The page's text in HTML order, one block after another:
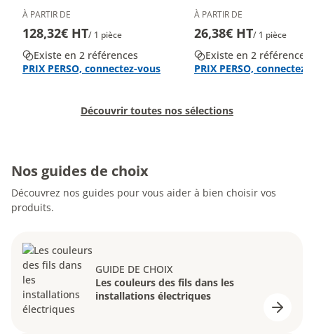
À PARTIR DE
128,32€ HT/ 1 pièce
Existe en 2 références
PRIX PERSO, connectez-vous
À PARTIR DE
26,38€ HT/ 1 pièce
Existe en 2 références
PRIX PERSO, connectez-
Découvrir toutes nos sélections
Nos guides de choix
Découvrez nos guides pour vous aider à bien choisir vos
produits.
GUIDE DE CHOIX
Les couleurs des fils dans les
installations électriques